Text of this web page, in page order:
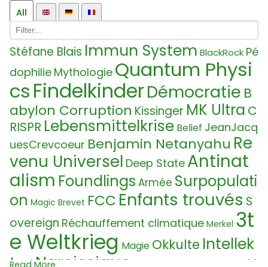
All
Stéfane Blais Immun System BlackRock Pé
dophilie Mythologie Quantum Physi
csFindelkinderDémocratie B
abylon Corruption Kissinger MK Ultra C
RISPR Lebensmittelkrise Belief JeanJacq
uesCrevcoeur Benjamin Netanyahu Re
venu Universel Deep State Antinat
alism Foundlings Armée Surpopulati
on Magic Brevet FCC Enfants trouvés S
overeign Réchauffement climatique Merkel 3t
e Weltkrieg Magie Okkulte Intellek
Narcissique
Read More